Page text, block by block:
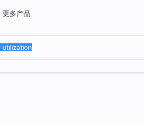
更多产品